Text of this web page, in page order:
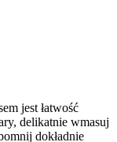
jest łatwość
delikatnie wmasuj
dokładnie